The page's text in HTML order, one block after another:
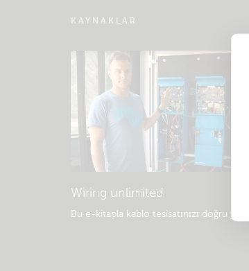
KAYNAKLAR
Wiring unlimited
Bu e-kitapla kablo tesisatınızı doğru yapın